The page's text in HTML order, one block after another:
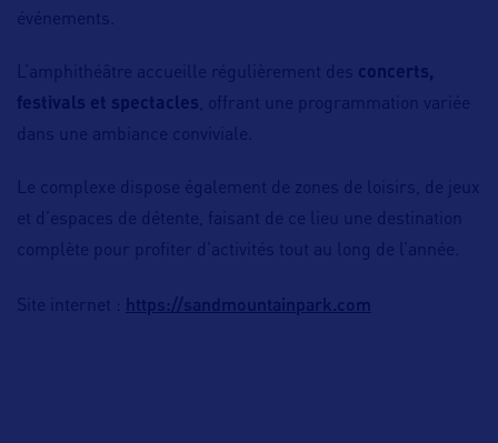
événements.
L’amphithéâtre accueille régulièrement des concerts,
festivals et spectacles , offrant une programmation variée
dans une ambiance conviviale.
Le complexe dispose également de zones de loisirs, de jeux
et d’espaces de détente, faisant de ce lieu une destination
complète pour profiter d’activités tout au long de l’année.
Site internet : https://sandmountainpark.com